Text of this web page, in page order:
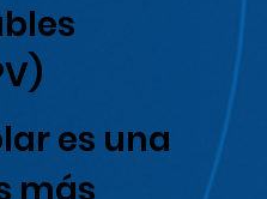
es una